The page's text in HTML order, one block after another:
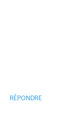
RÉPONDRE